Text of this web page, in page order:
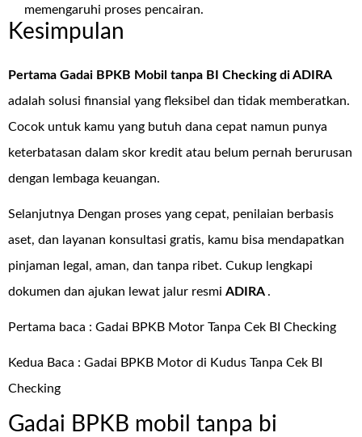
memengaruhi proses pencairan.
Kesimpulan
Pertama Gadai BPKB Mobil tanpa BI Checking diADIRA
adalah solusi finansial yang fleksibel dan tidak memberatkan.
Cocok untuk kamu yang butuh dana cepat namun punya
keterbatasan dalam skor kredit atau belum pernah berurusan
dengan lembaga keuangan.
Selanjutnya Dengan proses yang cepat, penilaian berbasis
aset, dan layanan konsultasi gratis, kamu bisa mendapatkan
pinjaman legal, aman, dan tanpa ribet. Cukup lengkapi
dokumen dan ajukan lewat jalur resmi ADIRA .
Pertama baca : Gadai BPKB Motor Tanpa Cek BI Checking
Kedua Baca : Gadai BPKB Motor di Kudus Tanpa Cek BI
Checking
Gadai BPKB mobil tanpa bi